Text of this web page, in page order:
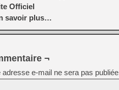
Officiel
savoir plus…
¬
adresse e-mail ne sera pas